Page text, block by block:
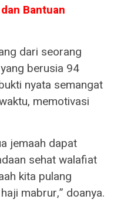
Bantuan
dari seorang
berusia 94
nyata semangat
memotivasi
jemaah dapat
sehat walafiat
kita pulang
mabrur,” doanya.